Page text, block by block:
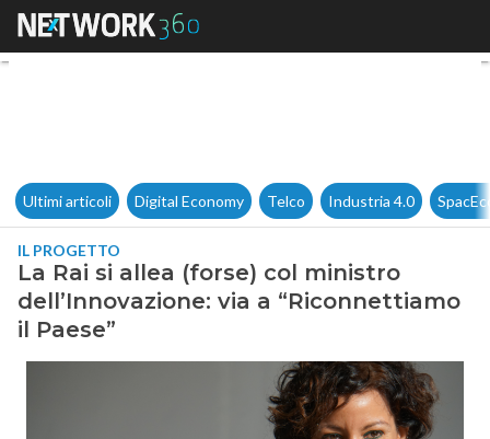
La Rai si allea (forse) col
Ultimi articoli Digital Economy Telco Industria 4.0
IL PROGETTO
La Rai si allea (forse) col ministro
dell’Innovazione: via a “Riconnettiamo
il Paese”